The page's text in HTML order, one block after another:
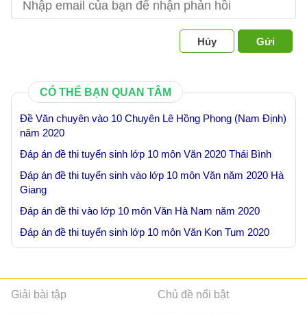
Hủy Gửi
CÓ THỂ BẠN QUAN TÂM
Đề Văn chuyên vào 10 Chuyên Lê Hồng Phong (Nam Định)
năm 2020
Đáp án đề thi tuyển sinh lớp 10 môn Văn 2020 Thái Bình
Đáp án đề thi tuyển sinh vào lớp 10 môn Văn năm 2020 Hà
Giang
Đáp án đề thi vào lớp 10 môn Văn Hà Nam năm 2020
Đáp án đề thi tuyển sinh lớp 10 môn Văn Kon Tum 2020
Giải bài tập Chủ đề nổi bật